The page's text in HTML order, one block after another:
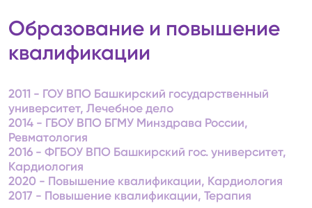
Образование и повышение
квалификации
2011 - ГОУ ВПО Башкирский государственный
университет, Лечебное дело
2014 - ГБОУ ВПО БГМУ Минздрава России,
Ревматология
2016 - ФГБОУ ВПО Башкирский гос. университет,
Кардиология
2020 - Повышение квалификации, Кардиология
2017 - Повышение квалификации, Терапия